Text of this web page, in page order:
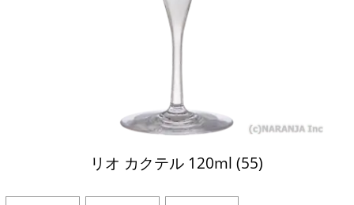
リオ カクテル 120ml (55)